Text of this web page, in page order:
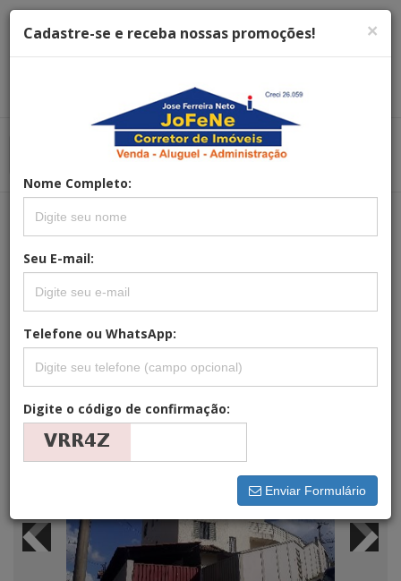
Menu Principal
REFERÊNCIA: AP-0005
APARTAMENTO 3 QUARTOS PARA
VENDA NO BAIRRO JARDIM
CENTENÁRIO EM POÇOS DE CALDAS
×
Cadastre-se e receba nossas promoções!
Nome Completo:
Seu E-mail:
Telefone ou WhatsApp:
Digite o código de confirmação:
Enviar Formulário